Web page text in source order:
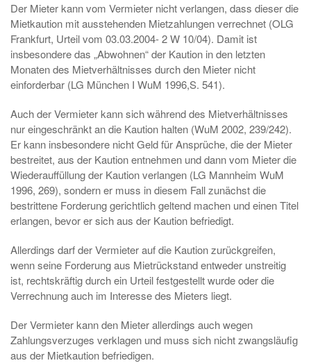
Der Mieter kann vom Vermieter nicht verlangen, dass dieser die
Mietkaution mit ausstehenden Mietzahlungen verrechnet (OLG
Frankfurt, Urteil vom 03.03.2004- 2 W 10/04). Damit ist
insbesondere das „Abwohnen“ der Kaution in den letzten
Monaten des Mietverhältnisses durch den Mieter nicht
einforderbar (LG München I WuM 1996,S. 541).
Auch der Vermieter kann sich während des Mietverhältnisses
nur eingeschränkt an die Kaution halten (WuM 2002, 239/242).
Er kann insbesondere nicht Geld für Ansprüche, die der Mieter
bestreitet, aus der Kaution entnehmen und dann vom Mieter die
Wiederauffüllung der Kaution verlangen (LG Mannheim WuM
1996, 269), sondern er muss in diesem Fall zunächst die
bestrittene Forderung gerichtlich geltend machen und einen Titel
erlangen, bevor er sich aus der Kaution befriedigt.
Allerdings darf der Vermieter auf die Kaution zurückgreifen,
wenn seine Forderung aus Mietrückstand entweder unstreitig
ist, rechtskräftig durch ein Urteil festgestellt wurde oder die
Verrechnung auch im Interesse des Mieters liegt.
Der Vermieter kann den Mieter allerdings auch wegen
Zahlungsverzuges verklagen und muss sich nicht zwangsläufig
aus der Mietkaution befriedigen.